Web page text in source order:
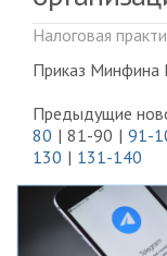
Налоговая
Приказ Минфина
Предыдущие
80
81-90 91-
130
131-140